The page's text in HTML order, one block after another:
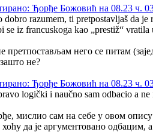
Ђорђе Божовић на 08.23 ч.
dobro razumem, ti pretpostavljaš da je
se iz francuskoga kao „prestiž“ vratila
претпостављам него се питам
не?
Ђорђе Божовић на 08.23 ч.
logički i naučno sam odbacio a
мислио сам на себе у овом опису
хоћу да је аргументовано одбацим,